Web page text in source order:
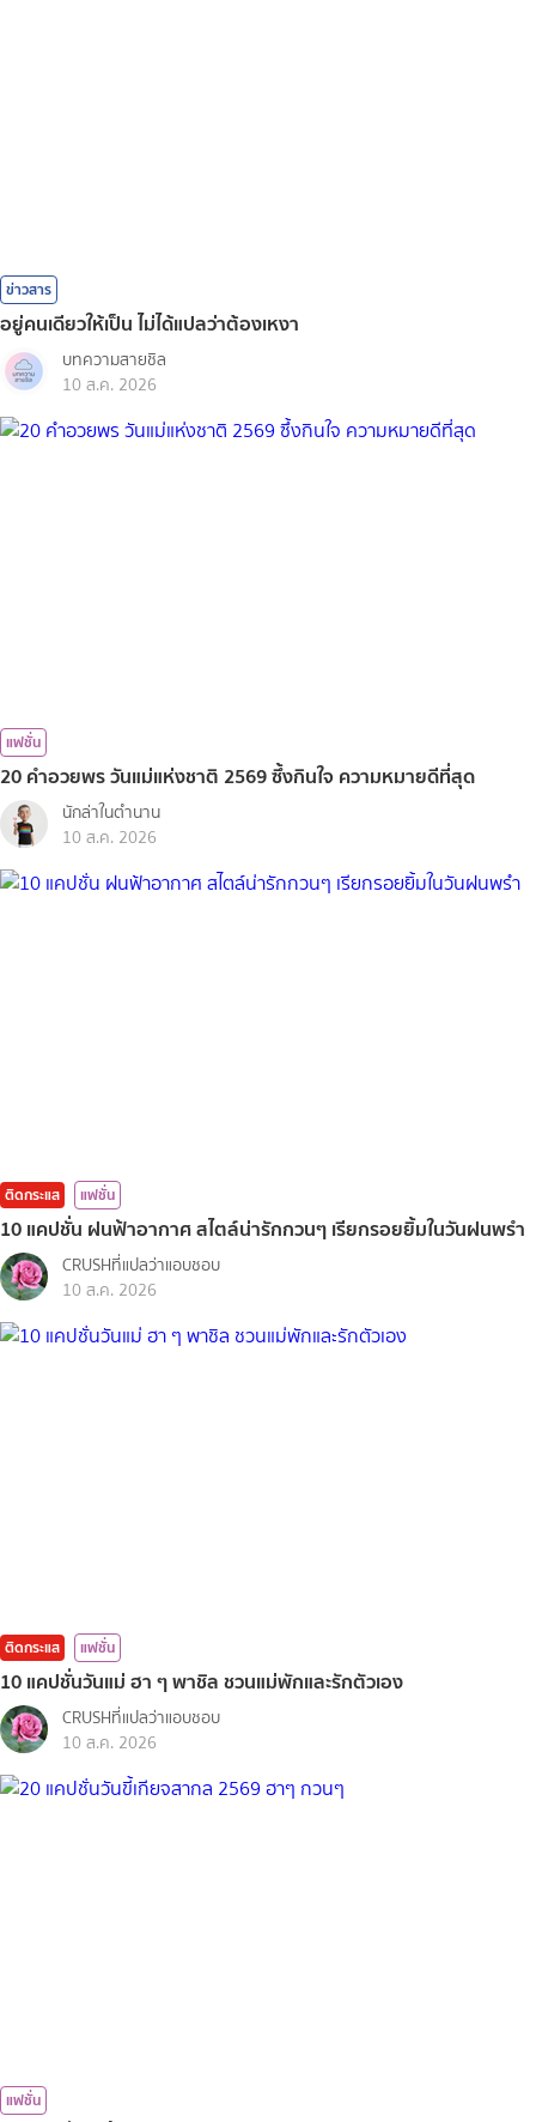
ข่าวสาร
อยู่คนเดียวให้เป็น ไม่ได้แปลว่าต้องเหงา
บทความสายชิล
10 ส.ค. 2026
แฟชั่น
20 คำอวยพร วันแม่แห่งชาติ 2569 ซึ้งกินใจ ความหมายดีที่สุด
นักล่าในตำนาน
10 ส.ค. 2026
ติดกระแส แฟชั่น
10 แคปชั่น ฝนฟ้าอากาศ สไตล์น่ารักกวนๆ เรียกรอยยิ้มในวันฝนพรำ
CRUSHที่แปลว่าแอบชอบ
10 ส.ค. 2026
ติดกระแส แฟชั่น
10 แคปชั่นวันแม่ ฮา ๆ พาชิล ชวนแม่พักและรักตัวเอง
CRUSHที่แปลว่าแอบชอบ
10 ส.ค. 2026
แฟชั่น